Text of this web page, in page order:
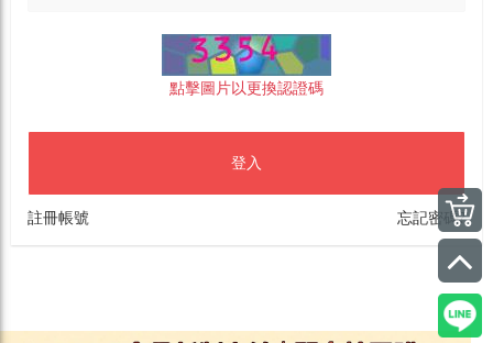
點擊圖片以更換認證碼
登入
註冊帳號 忘記密碼?